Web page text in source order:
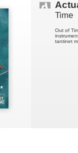
Time
Out of
tantinet